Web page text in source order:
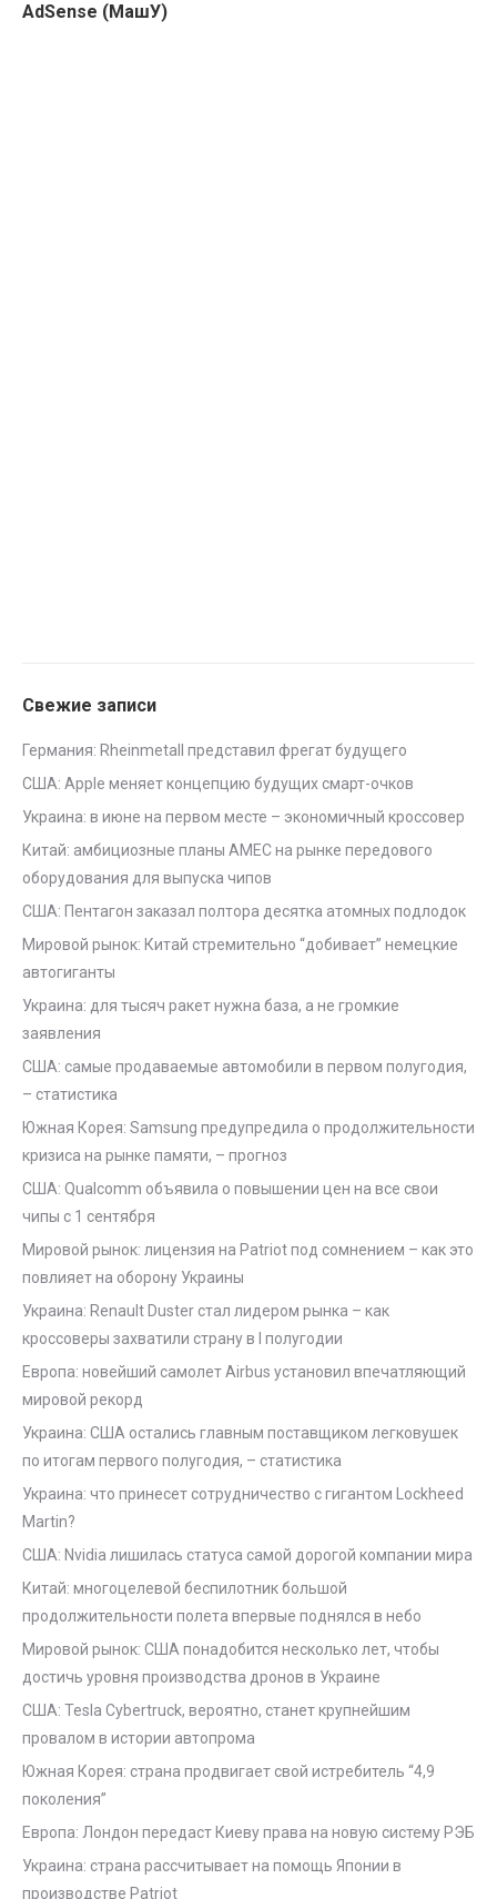
AdSense (МашУ)
Свежие записи
Германия: Rheinmetall представил фрегат будущего
США: Apple меняет концепцию будущих смарт-очков
Украина: в июне на первом месте – экономичный кроссовер
Китай: амбициозные планы AMEC на рынке передового
оборудования для выпуска чипов
США: Пентагон заказал полтора десятка атомных подлодок
Мировой рынок: Китай стремительно “добивает” немецкие
автогиганты
Украина: для тысяч ракет нужна база, а не громкие
заявления
США: самые продаваемые автомобили в первом полугодия,
– статистика
Южная Корея: Samsung предупредила о продолжительности
кризиса на рынке памяти, – прогноз
США: Qualcomm объявила о повышении цен на все свои
чипы с 1 сентября
Мировой рынок: лицензия на Patriot под сомнением – как это
повлияет на оборону Украины
Украина: Renault Duster стал лидером рынка – как
кроссоверы захватили страну в I полугодии
Европа: новейший самолет Airbus установил впечатляющий
мировой рекорд
Украина: США остались главным поставщиком легковушек
по итогам первого полугодия, – статистика
Украина: что принесет сотрудничество с гигантом Lockheed
Martin?
США: Nvidia лишилась статуса самой дорогой компании мира
Китай: многоцелевой беспилотник большой
продолжительности полета впервые поднялся в небо
Мировой рынок: США понадобится несколько лет, чтобы
достичь уровня производства дронов в Украине
США: Tesla Cybertruck, вероятно, станет крупнейшим
провалом в истории автопрома
Южная Корея: страна продвигает свой истребитель “4,9
поколения”
Европа: Лондон передаст Киеву права на новую систему РЭБ
Украина: страна рассчитывает на помощь Японии в
производстве Patriot